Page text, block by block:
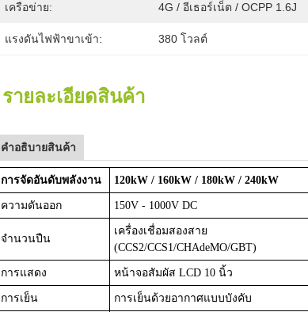
เครือข่าย: 4G / อีเธอร์เน็ต / OCPP 1.6J
แรงดันไฟฟ้าขาเข้า: 380 โวลต์
รายละเอียดสินค้า
คําอธิบายสินค้า
การจัดอันดับพลังงาน 120kW / 160kW / 180kW / 240kW
ความดันออก 150V - 1000V DC
จํานวนปืน
เครื่องเชื่อมสองสาย
(CCS2/CCS1/CHAdeMO/GBT)
การแสดง หน้าจอสัมผัส LCD 10 นิ้ว
การเย็น การเย็นด้วยอากาศแบบบังคับ